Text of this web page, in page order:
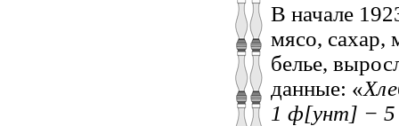
В начале
мясо, сахар,
белье,
данные: «
1 ф[унт] − 5